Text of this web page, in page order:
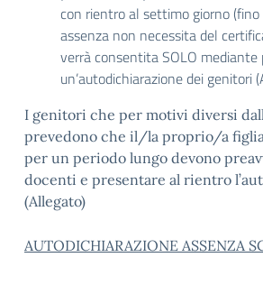
con rientro al settimo giorno
assenza non necessita del
verrà consentita SOLO mediante
un’autodichiarazione dei genitori
I genitori che per motivi diversi
prevedono che il/la proprio/a figlia
per un periodo lungo devono
docenti e presentare al rientro
(Allegato)
AUTODICHIARAZIONE ASSENZA